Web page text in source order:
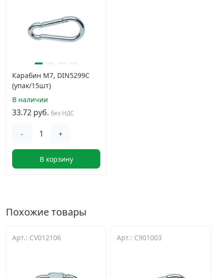
Карабин М7, DIN5299C
(упак/15шт)
В наличии
33.72 руб. без НДС
- +
В корзину
Похожие товары
Арт.: CV012106 Арт.: C901003